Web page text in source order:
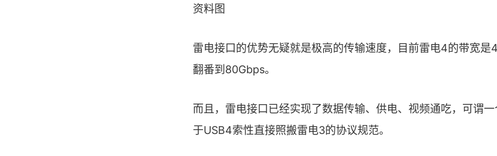
资料图
雷电接口的优势无疑就是极高的传输速度，目前雷电4的带宽
翻番到80Gbps。
而且，雷电接口已经实现了数据传输、供电、视频通吃，可谓
于USB4索性直接照搬雷电3的协议规范。